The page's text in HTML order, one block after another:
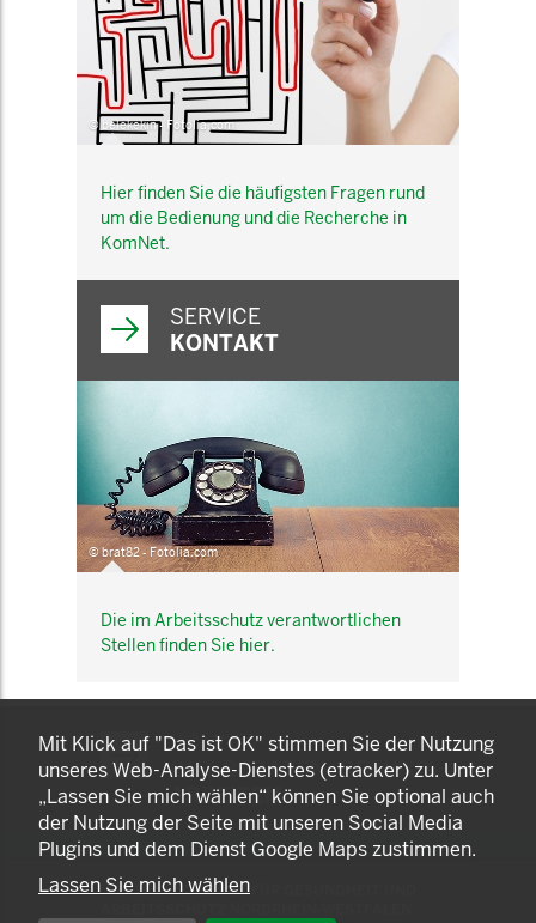
© belekekin - Fotolia.com
Hier finden Sie die häufigsten Fragen rund
um die Bedienung und die Recherche in
KomNet.
SERVICE
KONTAKT
© brat82 - Fotolia.com
Die im Arbeitsschutz verantwortlichen
Stellen finden Sie hier.
KOMNET
GUT BERATEN. GESUND
ARBEITEN.
© 2025 LANDESAMT FÜR GESUNDHEIT UND
Mit Klick auf "Das ist OK" stimmen Sie der Nutzung
unseres Web-Analyse-Dienstes (etracker) zu. Unter
„Lassen Sie mich wählen“ können Sie optional auch
der Nutzung der Seite mit unseren Social Media
Plugins und dem Dienst Google Maps zustimmen.
Lassen Sie mich wählen